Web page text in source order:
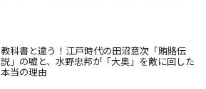
教科書と違う！江戸時代の田沼意次「賄賂伝
説」の嘘と、水野忠邦が「大奥」を敵に回した
本当の理由